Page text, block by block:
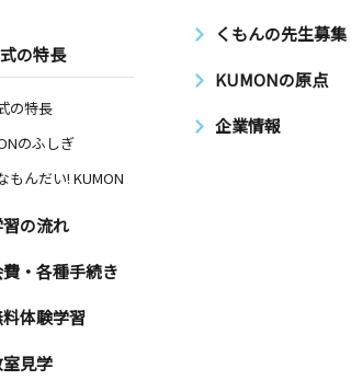
の特長
の特長
のふしぎ
もんだい! KUMON
の流れ
・各種手続き
体験学習
見学
くもんの先生募集
KUMONの原点
企業情報